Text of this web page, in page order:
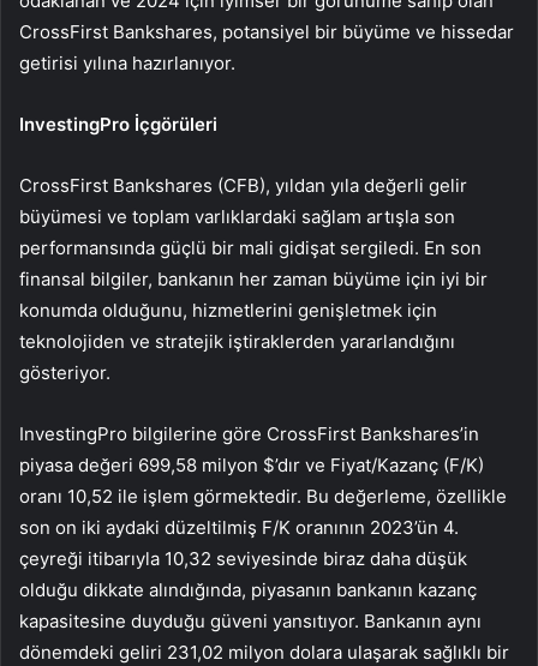
CrossFirst Bankshares, potansiyel bir büyüme ve hissedar
getirisi yılına hazırlanıyor.
InvestingPro İçgörüleri
CrossFirst Bankshares (CFB), yıldan yıla değerli gelir
büyümesi ve toplam varlıklardaki sağlam artışla son
performansında güçlü bir mali gidişat sergiledi. En son
finansal bilgiler, bankanın her zaman büyüme için iyi bir
konumda olduğunu, hizmetlerini genişletmek için
teknolojiden ve stratejik iştiraklerden yararlandığını
gösteriyor.
InvestingPro bilgilerine göre CrossFirst Bankshares’in
piyasa değeri 699,58 milyon $’dır ve Fiyat/Kazanç (F/K)
oranı 10,52 ile işlem görmektedir. Bu değerleme, özellikle
son on iki aydaki düzeltilmiş F/K oranının 2023’ün 4.
çeyreği itibarıyla 10,32 seviyesinde biraz daha düşük
olduğu dikkate alındığında, piyasanın bankanın kazanç
kapasitesine duyduğu güveni yansıtıyor. Bankanın aynı
dönemdeki geliri 231,02 milyon dolara ulaşarak sağlıklı bir